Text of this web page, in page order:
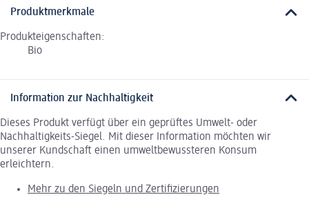
Produktmerkmale
Produkteigenschaften:
Bio
Information zur Nachhaltigkeit
Dieses Produkt verfügt über ein geprüftes Umwelt- oder
Nachhaltigkeits-Siegel. Mit dieser Information möchten wir
unserer Kundschaft einen umweltbewussteren Konsum
erleichtern.
Mehr zu den Siegeln und Zertifizierungen